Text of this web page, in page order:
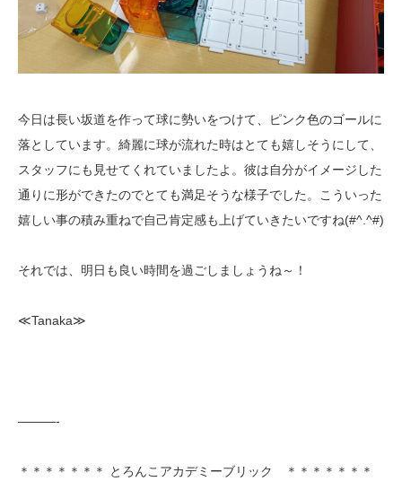
今日は長い坂道を作って球に勢いをつけて、ピンク色のゴールに
落としています。綺麗に球が流れた時はとても嬉しそうにして、
スタッフにも見せてくれていましたよ。彼は自分がイメージした
通りに形ができたのでとても満足そうな様子でした。こういった
嬉しい事の積み重ねで自己肯定感も上げていきたいですね(#^.^#)
それでは、明日も良い時間を過ごしましょうね～！
≪Tanaka≫
———-
＊＊＊＊＊＊＊ とろんこアカデミーブリック ＊＊＊＊＊＊＊